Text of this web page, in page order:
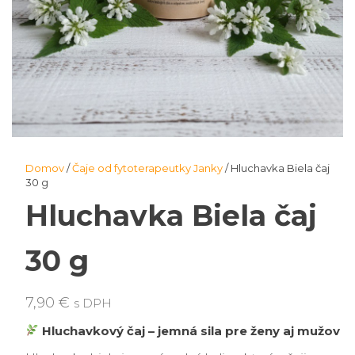
Domov/Čaje od fytoterapeutky Janky/ Hluchavka Biela čaj
30 g
Hluchavka Biela čaj
30 g
7,90 € s DPH
Hluchavkový čaj – jemná sila pre ženy aj mužov